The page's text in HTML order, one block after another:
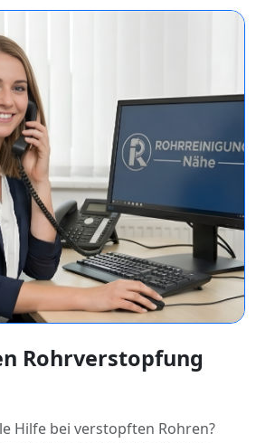
Rohrverstopfung
Hilfe bei verstopften Rohren?